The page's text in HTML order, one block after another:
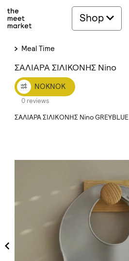
Shop
Meal Time
ΣΑΛΙΑΡΑ ΣΙΛΙΚΟΝΗΣ Nino
NOKNOK
0 reviews
ΣΑΛΙΑΡΑ ΣΙΛΙΚΟΝΗΣ Nino GREYBLUE